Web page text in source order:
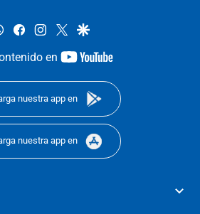
whatsappfacebookinstagram
twittergoogle
en
youtube-
nuestra app en
nuestra app en